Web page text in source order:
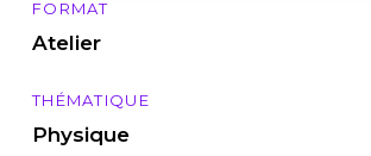
FORMAT
Atelier
THÉMATIQUE
Physique